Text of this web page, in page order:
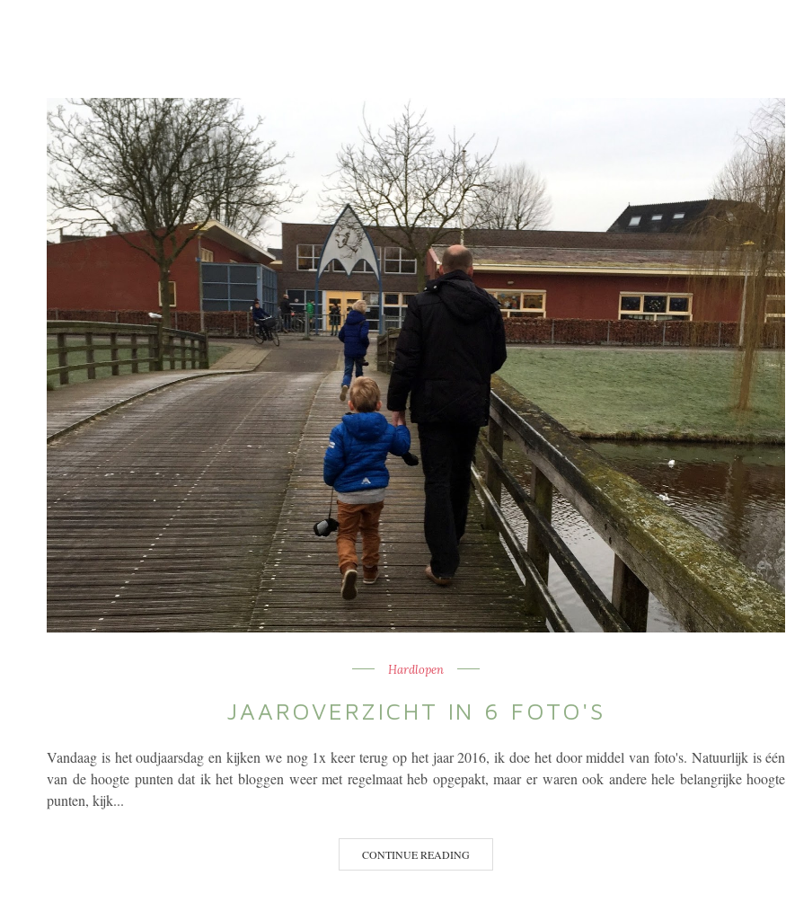
Hardlopen
JAAROVERZICHT IN 6 FOTO'S
Vandaag is het oudjaarsdag en kijken we nog 1x keer terug op het jaar 2016, ik doe het door middel van foto's. Natuurlijk is één
van de hoogte punten dat ik het bloggen weer met regelmaat heb opgepakt, maar er waren ook andere hele belangrijke hoogte
punten, kijk...
CONTINUE READING